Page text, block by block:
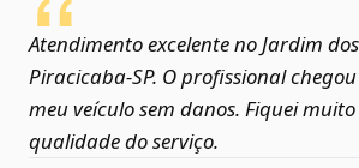
Atendimento excelente no Jardim
Piracicaba‑SP. O profissional
meu veículo sem danos. Fiquei
qualidade do serviço.